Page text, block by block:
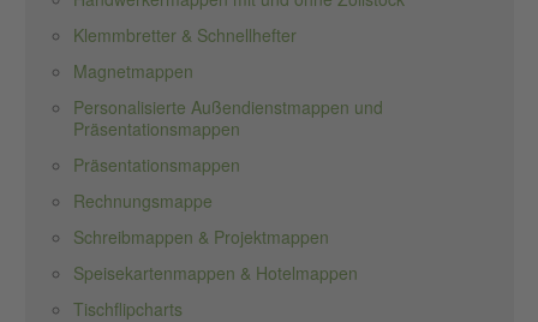
Klemmbretter & Schnellhefter
Magnetmappen
Personalisierte Außendienstmappen und
Präsentationsmappen
Präsentationsmappen
Rechnungsmappe
Schreibmappen & Projektmappen
Speisekartenmappen & Hotelmappen
Tischflipcharts